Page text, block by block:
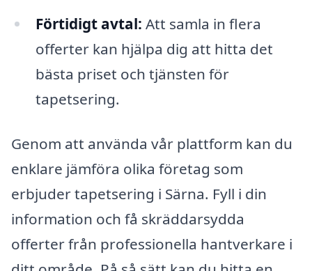
Förtidigt avtal: Att samla in flera
offerter kan hjälpa dig att hitta det
bästa priset och tjänsten för
tapetsering.
Genom att använda vår plattform kan du
enklare jämföra olika företag som
erbjuder tapetsering i Särna. Fyll i din
information och få skräddarsydda
offerter från professionella hantverkare i